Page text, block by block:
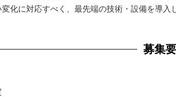
化に対応すべく、最先端の技術・設備を導
募集